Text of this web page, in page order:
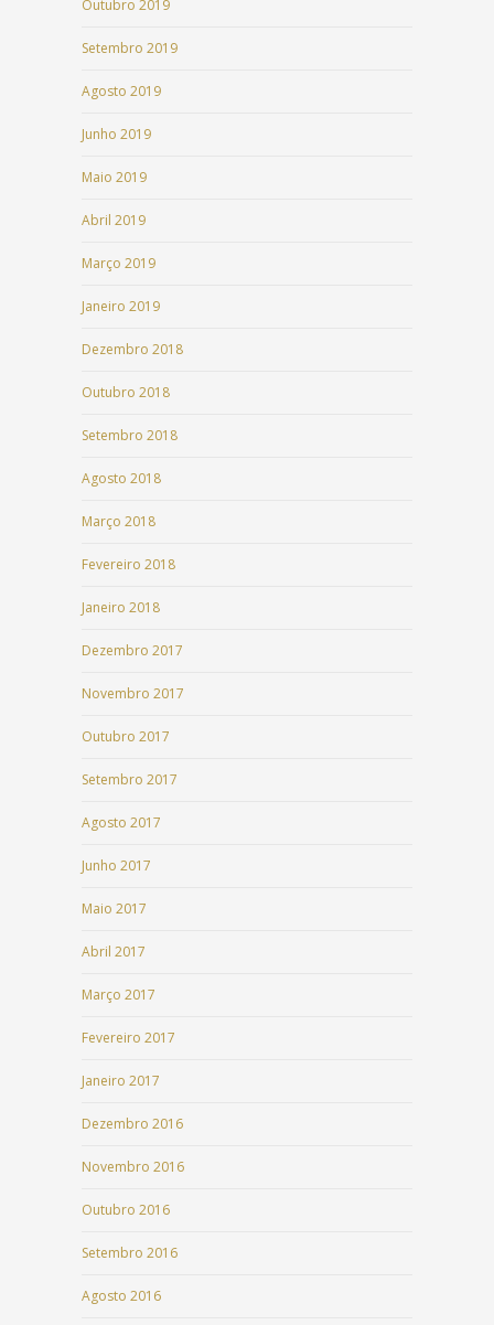
Outubro 2019
Setembro 2019
Agosto 2019
Junho 2019
Maio 2019
Abril 2019
Março 2019
Janeiro 2019
Dezembro 2018
Outubro 2018
Setembro 2018
Agosto 2018
Março 2018
Fevereiro 2018
Janeiro 2018
Dezembro 2017
Novembro 2017
Outubro 2017
Setembro 2017
Agosto 2017
Junho 2017
Maio 2017
Abril 2017
Março 2017
Fevereiro 2017
Janeiro 2017
Dezembro 2016
Novembro 2016
Outubro 2016
Setembro 2016
Agosto 2016